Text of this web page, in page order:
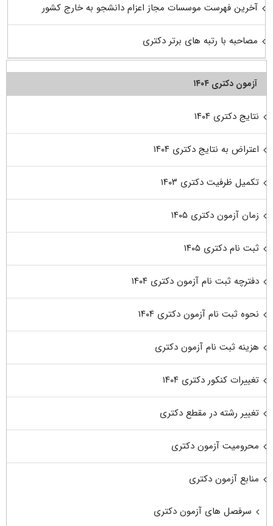
آخرین فهرست موسسات مجاز اعزام دانشجو به خارج کشور
مصاحبه با رتبه های برتر دکتری
آزمون دکتری ۱۴۰۴
نتایج دکتری ۱۴۰۴
اعتراض به نتایج دکتری ۱۴۰۴
تکمیل ظرفیت دکتری ۱۴۰۳
زمان آزمون دکتری ۱۴۰۵
ثبت نام دکتری ۱۴۰۵
دفترچه ثبت نام آزمون دکتری ۱۴۰۴
نحوه ثبت نام آزمون دکتری ۱۴۰۴
هزینه ثبت نام آزمون دکتری
تغییرات کنکور دکتری ۱۴۰۴
تغییر رشته در مقطع دکتری
محرومیت آزمون دکتری
منابع آزمون دکتری
سرفصل های آزمون دکتری